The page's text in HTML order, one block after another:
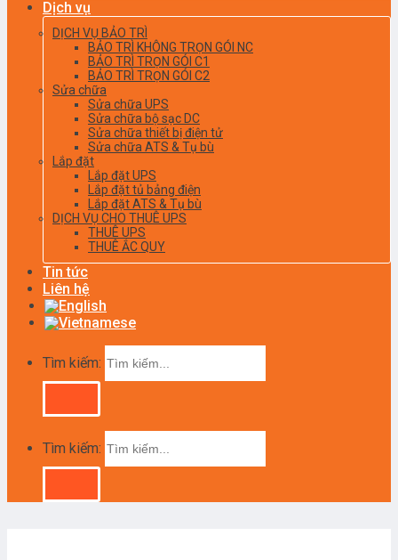
Dịch vụ
DỊCH VỤ BẢO TRÌ
BẢO TRÌ KHÔNG TRỌN GÓI NC
BẢO TRÌ TRỌN GÓI C1
BẢO TRÌ TRỌN GÓI C2
Sửa chữa
Sửa chữa UPS
Sửa chữa bộ sạc DC
Sửa chữa thiết bị điện tử
Sửa chữa ATS & Tụ bù
Lắp đặt
Lắp đặt UPS
Lắp đặt tủ bảng điện
Lắp đặt ATS & Tụ bù
DỊCH VỤ CHO THUÊ UPS
THUÊ UPS
THUÊ ẮC QUY
Tin tức
Liên hệ
Tìm kiếm:
Tìm kiếm: